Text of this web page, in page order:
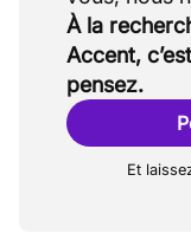
À la
Accent,
pensez.
Et